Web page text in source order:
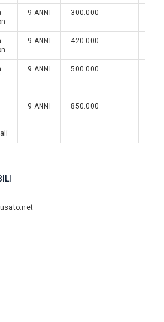
9 ANNI 300.000
9 ANNI 420.000
9 ANNI 500.000
9 ANNI 850.000